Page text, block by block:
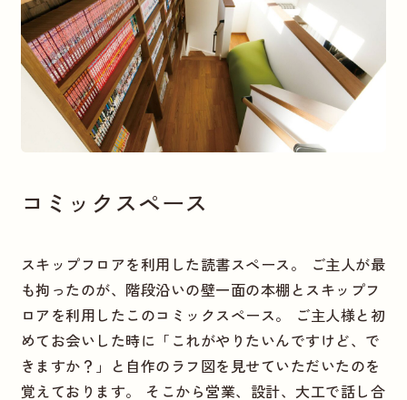
コミックスペース
スキップフロアを利用した読書スペース。 ご主人が最
も拘ったのが、階段沿いの壁一面の本棚とスキップフ
ロアを利用したこのコミックスペース。 ご主人様と初
めてお会いした時に「これがやりたいんですけど、で
きますか？」と自作のラフ図を見せていただいたのを
覚えております。 そこから営業、設計、大工で話し合